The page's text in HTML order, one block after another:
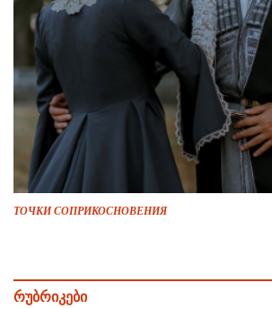
ТОЧКИ СОПРИКОСНОВЕНИЯ
რუბრიკები